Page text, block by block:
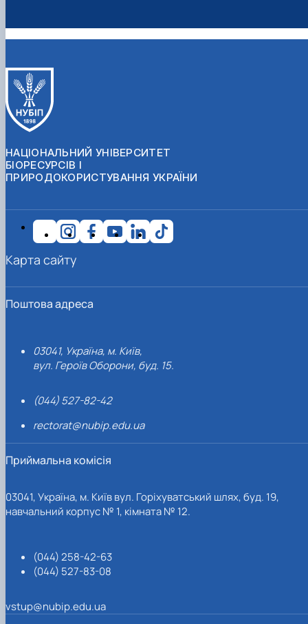
НАЦІОНАЛЬНИЙ УНІВЕРСИТЕТ
БІОРЕСУРСІВ І
ПРИРОДОКОРИСТУВАННЯ УКРАЇНИ
Поштова адреса
03041, Україна, м. Київ,
вул. Героїв Оборони, буд. 15.
(044) 527-82-42
rectorat@nubip.edu.ua
Приймальна комісія
03041, Україна, м. Київ вул. Горіхуватський шлях, буд. 19,
навчальний корпус № 1, кімната № 12.
(044) 258-42-63
(044) 527-83-08
vstup@nubip.edu.ua
Карта сайту